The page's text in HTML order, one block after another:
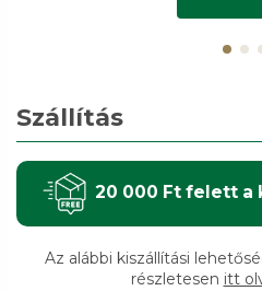
Szállítás
20 000 Ft felett a
Az alábbi kiszállítási
részletesen itt